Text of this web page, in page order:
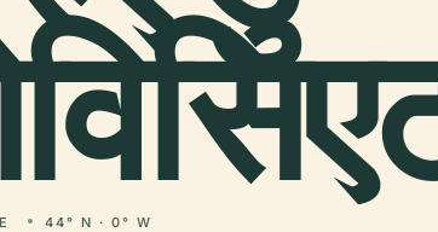
44° N · 0° W